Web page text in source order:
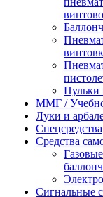
Пульки
ММГ /
Луки и
Спецсредства
Средства
Газовые
Сигнальные